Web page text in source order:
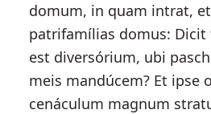
domum, in quam intrat,
patrifamílias domus:
est diversórium, ubi
meis mandúcem? Et ipse
cenáculum magnum